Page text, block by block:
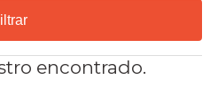
encontrado.